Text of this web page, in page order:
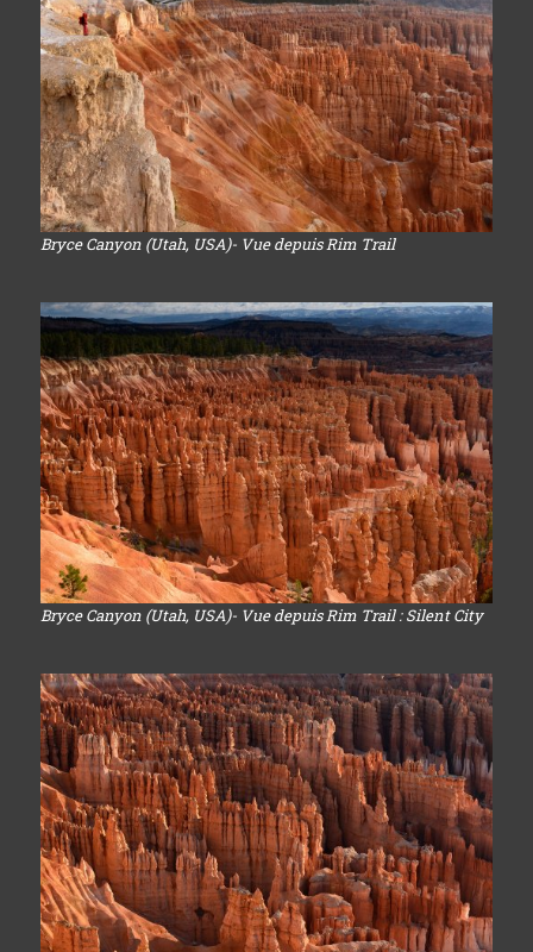
Bryce Canyon (Utah, USA)- Vue depuis Rim Trail
Bryce Canyon (Utah, USA)- Vue depuis Rim Trail : Silent City